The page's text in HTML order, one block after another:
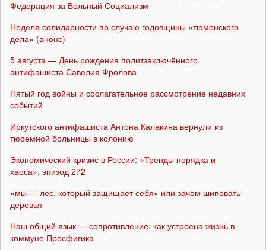
Федерация за Вольный Социализм
Неделя солидарности по случаю годовщины «тюменского
дела» (анонс)
5 августа — День рождения политзаключённого
антифашиста Савелия Фролова
Пятый год войны и сослагательное рассмотрение недавних
событий
Иркутского антифашиста Антона Калакина вернули из
тюремной больницы в колонию
Экономический кризис в России: «Тренды порядка и
хаоса», эпизод 272
«мы — лес, который защищает себя» или зачем шиповать
деревья
Наш общий язык — сопротивление: как устроена жизнь в
коммуне Просфигика